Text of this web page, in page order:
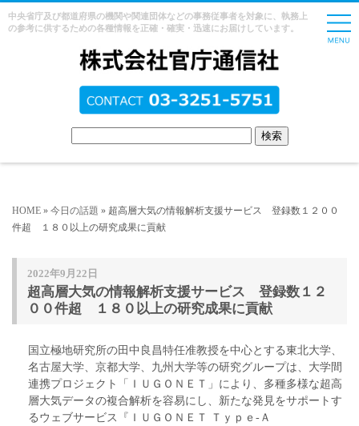
中央省庁及び都道府県の機関や関連団体などの事務従事者を対象に、執務上
の参考に供するための各種情報を正確・確実・迅速にお届けしています。
HOME » 今日の話題 » 超高層大気の情報解析支援サービス 登録数１２００
件超 １８０以上の研究成果に貢献
2022年9月22日
超高層大気の情報解析支援サービス 登録数１２
００件超 １８０以上の研究成果に貢献
国立極地研究所の田中良昌特任准教授を中心とする東北大学、
名古屋大学、京都大学、九州大学等の研究グループは、大学間
連携プロジェクト「ＩＵＧＯＮＥＴ」により、多種多様な超高
層大気データの複合解析を容易にし、新たな発見をサポートす
るウェブサービス『ＩＵＧＯＮＥＴ Ｔｙｐｅ‐Ａ